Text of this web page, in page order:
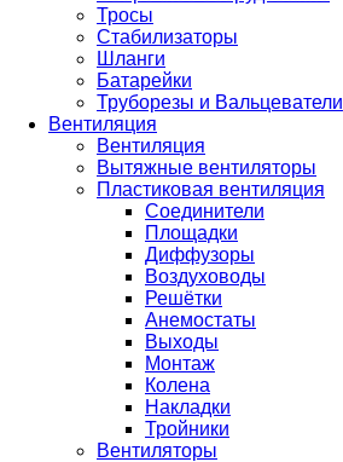
Тросы
Стабилизаторы
Шланги
Батарейки
Труборезы и Вальцеватели
Вентиляция
Вентиляция
Вытяжные вентиляторы
Пластиковая вентиляция
Соединители
Площадки
Диффузоры
Воздуховоды
Решётки
Анемостаты
Выходы
Монтаж
Колена
Накладки
Тройники
Вентиляторы